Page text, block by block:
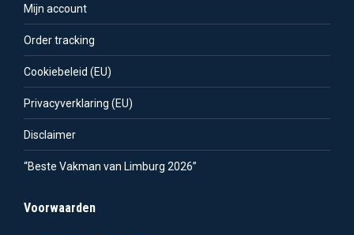
Mijn account
Order tracking
Cookiebeleid (EU)
Privacyverklaring (EU)
Disclaimer
“Beste Vakman van Limburg 2026”
Voorwaarden